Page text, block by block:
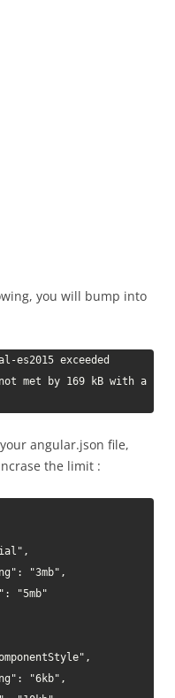
you will bump into
es2015 exceeded
not met by 169 kB with a
angular.json file,
the limit :